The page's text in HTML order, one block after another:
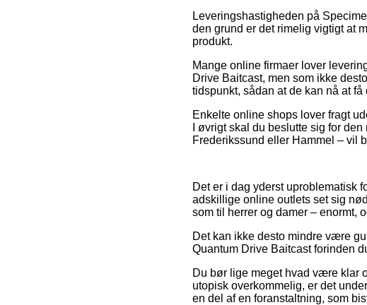
Leveringshastigheden på
den grund er det rimelig vigtigt at
produkt.
Mange online firmaer lover
Drive Baitcast, men som ikke
tidspunkt, sådan at de kan nå at
Enkelte online shops lover fragt
I øvrigt skal du beslutte sig for
Frederikssund eller Hammel – vil
Det er i dag yderst uproblematisk
adskillige online outlets set sig
som til herrer og damer – enormt,
Det kan ikke desto mindre være
Quantum Drive Baitcast forinden
Du bør lige meget hvad være klar
utopisk overkommelig, er det
en del af en foranstaltning, som